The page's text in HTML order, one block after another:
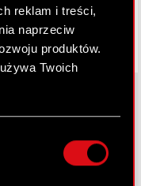
reklam i treści,
naprzeciw
produktów.
Twoich
nawet